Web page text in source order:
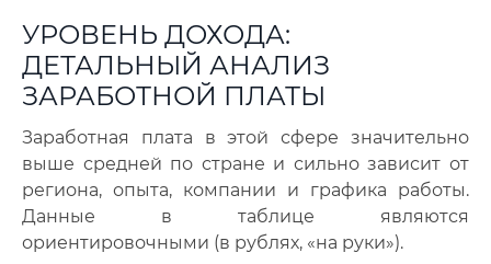
УРОВЕНЬ ДОХОДА:
ДЕТАЛЬНЫЙ АНАЛИЗ
ЗАРАБОТНОЙ ПЛАТЫ
Заработная плата в этой сфере значительно
выше средней по стране и сильно зависит от
региона, опыта, компании и графика работы.
Данные в таблице являются
ориентировочными (в рублях, «на руки»).